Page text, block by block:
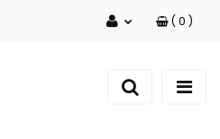
Zarejestruj się
( 0 )